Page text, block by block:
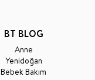
BT BLOG
Anne
Yenidoğan
Bebek Bakım